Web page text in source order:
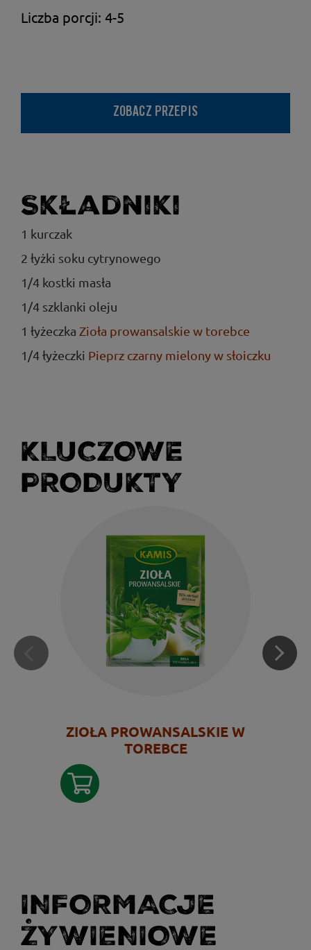
Liczba porcji: 4-5
ZOBACZ PRZEPIS
Składniki
1 kurczak
2 łyżki soku cytrynowego
1/4 kostki masła
1/4 szklanki oleju
1 łyżeczka Zioła prowansalskie w torebce
1/4 łyżeczki Pieprz czarny mielony w słoiczku
KLUCZOWE
PRODUKTY
ZIOŁA PROWANSALSKIE W
TOREBCE
INFORMACJE
ŻYWIENIOWE